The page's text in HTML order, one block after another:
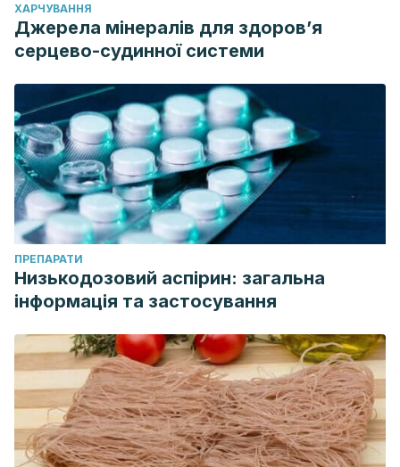
ХАРЧУВАННЯ
Джерела мінералів для здоров’я
серцево-судинної системи
ПРЕПАРАТИ
Низькодозовий аспірин: загальна
інформація та застосування